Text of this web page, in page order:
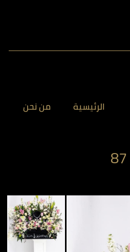
الرئيسية من نحن